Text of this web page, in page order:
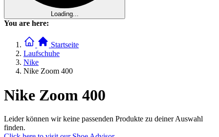
Loading...
You are here:
Startseite
Laufschuhe
Nike
Nike Zoom 400
Nike Zoom 400
Leider können wir keine passenden Produkte zu deiner Auswahl
finden.